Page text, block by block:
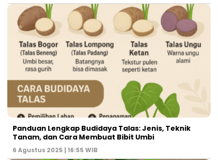
Panduan Lengkap Budidaya Talas: Jenis, Teknik
Tanam, dan Cara Membuat Bibit Umbi
6 Agustus 2025 | 16:55 WIB